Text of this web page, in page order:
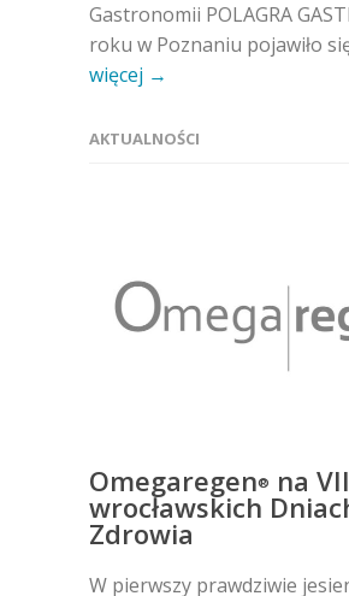
Gastronomii POLAGRA
roku w Poznaniu pojawiło
więcej →
AKTUALNOŚCI
Omegaregen® na
wrocławskich
Zdrowia
W pierwszy prawdziwie